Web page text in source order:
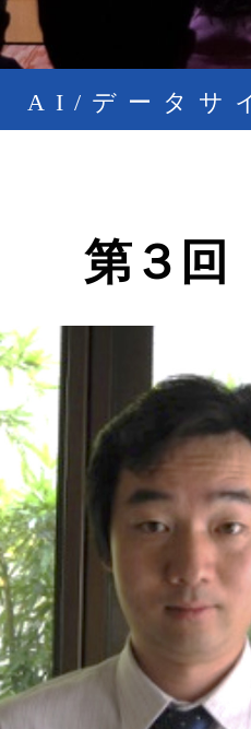
AI/データサ
第３回